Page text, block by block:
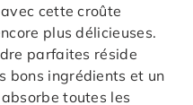
cette croûte
plus délicieuses.
parfaites réside
bons ingrédients et un
toutes les